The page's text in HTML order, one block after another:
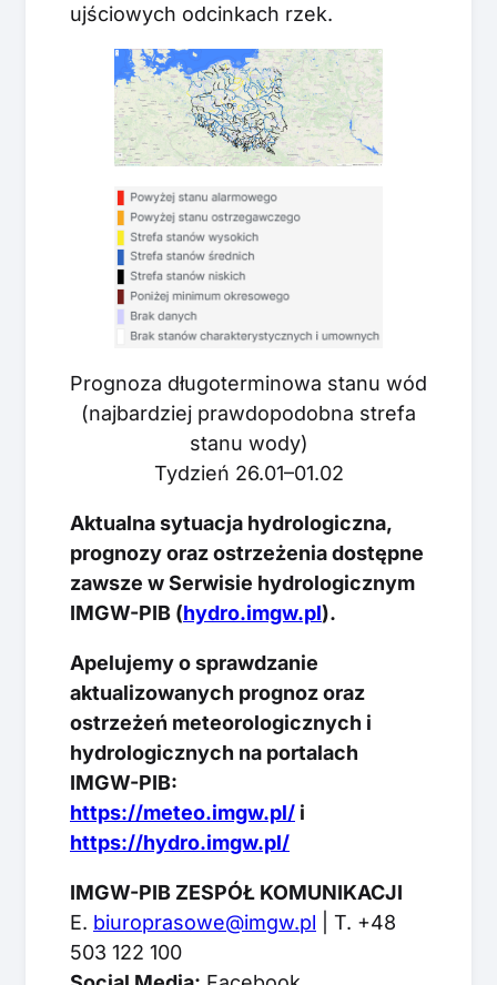
ujściowych odcinkach rzek.
Prognoza długoterminowa stanu wód
(najbardziej prawdopodobna strefa
stanu wody)
Tydzień 26.01–01.02
Aktualna sytuacja hydrologiczna,
prognozy oraz ostrzeżenia dostępne
zawsze w Serwisie hydrologicznym
IMGW-PIB (hydro.imgw.pl).
Apelujemy o sprawdzanie
aktualizowanych prognoz oraz
ostrzeżeń meteorologicznych i
hydrologicznych na portalach
IMGW-PIB:
https://meteo.imgw.pl/ i
https://hydro.imgw.pl/
IMGW-PIB ZESPÓŁ KOMUNIKACJI
E. biuroprasowe@imgw.pl | T. +48
503 122 100